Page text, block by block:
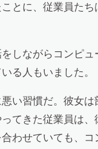
とに、従業員た
をしながらコンピ
る人もいました。
い習慣だ。彼女
てきた従業員は
わせていても、